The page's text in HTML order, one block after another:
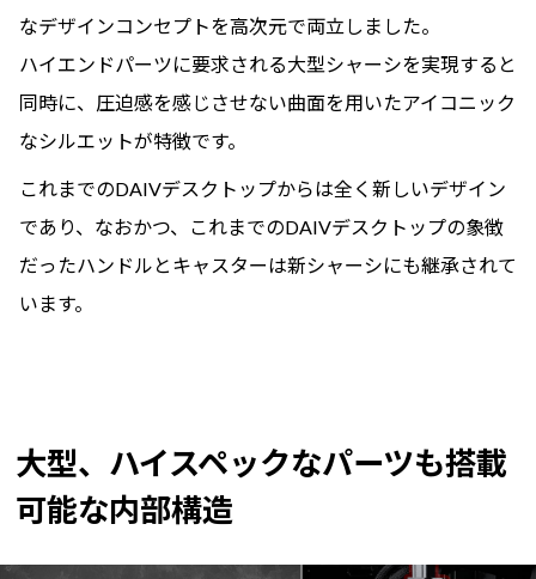
なデザインコンセプトを高次元で両立しました。
ハイエンドパーツに要求される大型シャーシを実現すると
同時に、圧迫感を感じさせない曲面を用いたアイコニック
なシルエットが特徴です。
これまでのDAIVデスクトップからは全く新しいデザイン
であり、なおかつ、これまでのDAIVデスクトップの象徴
だったハンドルとキャスターは新シャーシにも継承されて
います。
大型、ハイスペックなパーツも搭載
可能な内部構造